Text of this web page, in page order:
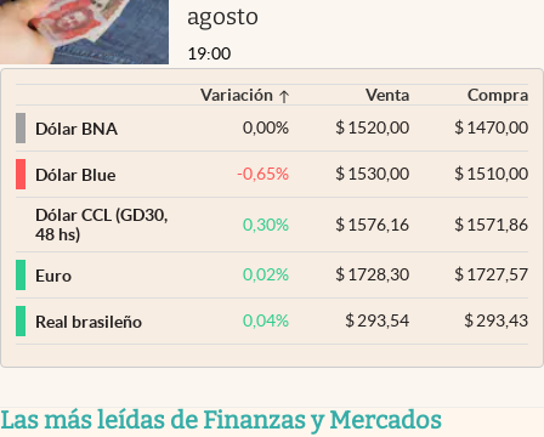
agosto
19:00
Variación Venta
Compra
Dólar BNA
0,00% $ 1520,00 $1470,00
Dólar Blue -0,65% $ 1530,00 $1510,00
Dólar CCL (GD30,
48 hs)
0,30% $ 1576,16 $1571,86
Euro 0,02% $ 1728,30 $1727,57
Real brasileño 0,04% $293,54 $293,43
Las más leídas de Finanzas y Mercados